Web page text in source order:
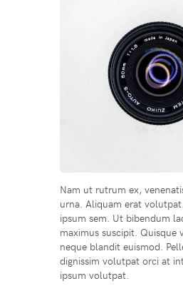
Nam ut rutrum ex,
urna. Aliquam erat
ipsum sem. Ut bibendum
maximus suscipit. Quisque
neque blandit euismod.
dignissim volutpat orci at
ipsum volutpat.